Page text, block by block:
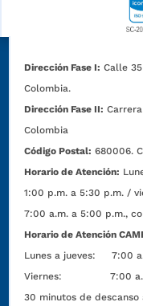
Dirección Fase I: Calle
Colombia.
Dirección Fase II:
Colombia
Código Postal: 680006.
Horario de Atención:
1:00 p.m. a 5:30 p.m. /
7:00 a.m. a 5:00 p.m.,
Horario de Atención
Lunes a jueves: 7:00
Viernes: 7:00 a.m. a
30 minutos de descanso